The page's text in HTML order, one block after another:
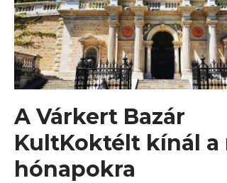
A Várkert Bazár
KultKoktélt kínál a
hónapokra